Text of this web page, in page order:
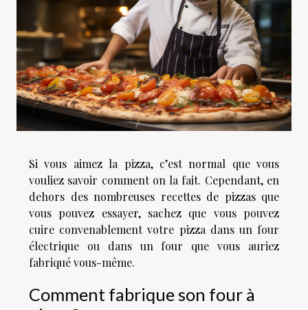
Si vous aimez la pizza, c’est normal que vous
vouliez savoir comment on la fait. Cependant, en
dehors des nombreuses recettes de pizzas que
vous pouvez essayer, sachez que vous pouvez
cuire convenablement votre pizza dans un four
électrique ou dans un four que vous auriez
fabriqué vous-même.
Comment fabrique son four à